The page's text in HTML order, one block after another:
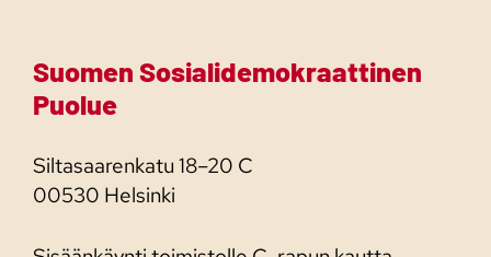
Suomen Sosialidemokraattinen
Puolue
Siltasaarenkatu 18–20 C
00530 Helsinki